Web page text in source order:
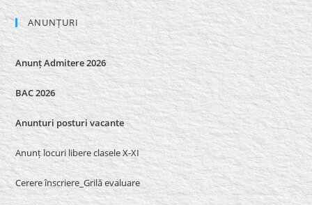
ANUNȚURI
Anunț Admitere 2026
BAC 2026
Anunturi posturi vacante
Anunț locuri libere clasele X-XI
Cerere înscriere_Grilă evaluare